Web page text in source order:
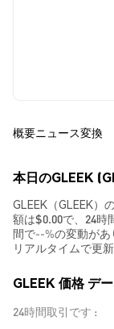
概要ニュース変換
本日のGLEEK
GLEEK（GLEEK）
額は$0.00で、24時
間で--%の変動があ
リアルタイムで更
GLEEK 価格 デ
24時間取引です